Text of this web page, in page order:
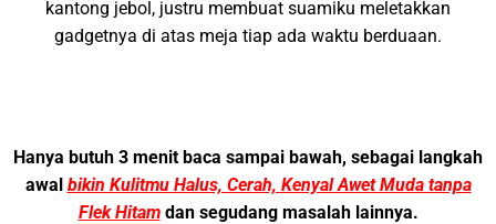
kantong jebol, justru membuat suamiku meletakkan
gadgetnya di atas meja tiap ada waktu berduaan.
Hanya butuh 3 menit baca sampai bawah, sebagai langkah
awal bikin Kulitmu Halus, Cerah, Kenyal Awet Muda tanpa
Flek Hitamdan segudang masalah lainnya.